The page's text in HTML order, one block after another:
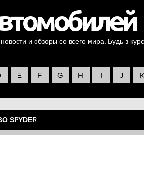
и обзоры со всего мира. Будь в
E F G H I J K
SPYDER